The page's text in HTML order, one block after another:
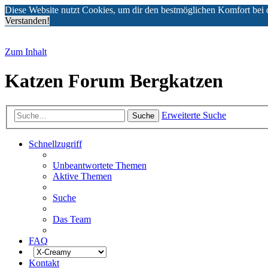
Diese Website nutzt Cookies, um dir den bestmöglichen Komfort bei
Verstanden!
Zum Inhalt
Katzen Forum Bergkatzen
Suche Erweiterte Suche
Schnellzugriff
Unbeantwortete Themen
Aktive Themen
Suche
Das Team
FAQ
Kontakt